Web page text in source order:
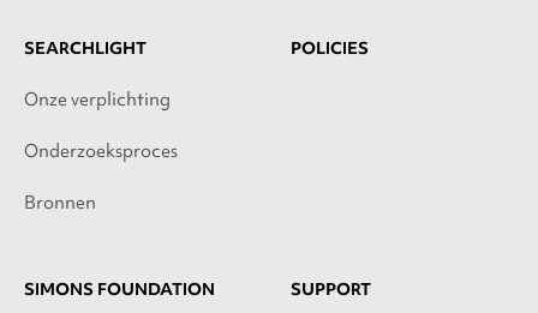
SEARCHLIGHT
Onze verplichting
Onderzoeksproces
Bronnen
POLICIES
SIMONS FOUNDATION SUPPORT